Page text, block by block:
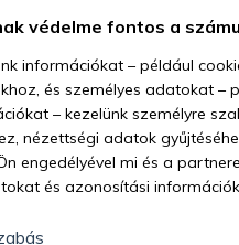
védelme fontos a
információkat – például
és személyes adatokat –
– kezelünk személyre
nézettségi adatok
engedélyével mi és a
és azonosítási
hogy mi és a partnereink
hozzájárulás megadása vagy